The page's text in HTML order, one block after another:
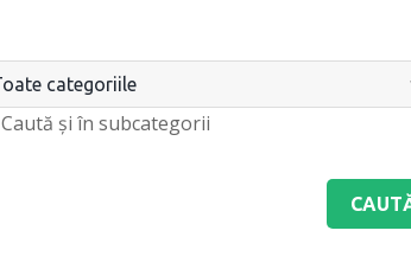
Caută și în subcategorii